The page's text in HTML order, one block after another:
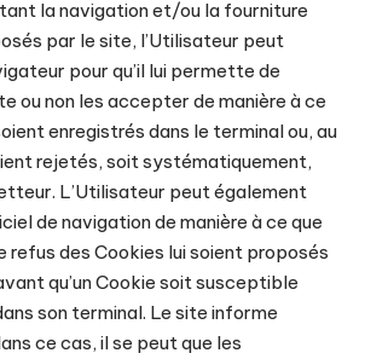
la navigation et/ou la fourniture
par le site, l’Utilisateur peut
pour qu’il lui permette de
ou non les accepter de manière à ce
enregistrés dans le terminal ou, au
rejetés, soit systématiquement,
L’Utilisateur peut également
de navigation de manière à ce que
refus des Cookies lui soient proposés
qu’un Cookie soit susceptible
son terminal. Le site informe
ce cas, il se peut que les